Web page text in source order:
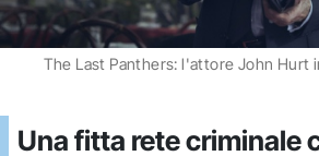
The Last Panthers: l'attore John Hurt
Una fitta rete criminale